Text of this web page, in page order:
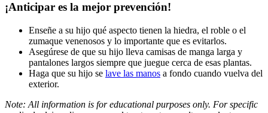
¡Anticipar es la mejor prevención!
Enseñe a su hijo qué aspecto tienen la hiedra, el roble o el
zumaque venenosos y lo importante que es evitarlos.
Asegúrese de que su hijo lleva camisas de manga larga y
pantalones largos siempre que juegue cerca de esas plantas.
Haga que su hijo se lave las manos a fondo cuando vuelva del
exterior.
Note: All information is for educational purposes only. For specific